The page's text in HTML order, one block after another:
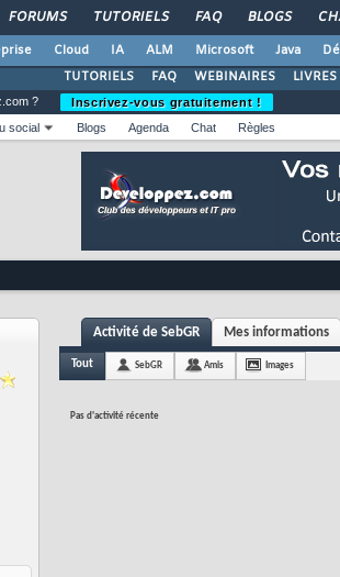
FORUMS TUTORIELS FAQ BLOGS
Cloud IA ALM Microsoft Java
TUTORIELS
FAQ WEBINAIRES LIVRES
?
Inscrivez-vous gratuitement !
social Blogs Agenda Chat Règles
Activité de SebGR Mes informations
Tout SebGR Amis Images
Pas d'activité récente